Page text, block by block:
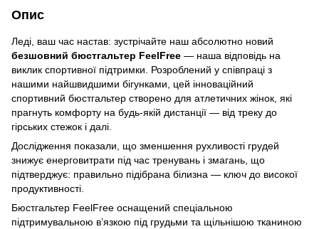
Опис
Леді, ваш час настав: зустрічайте наш абсолютно новий
безшовний бюстгальтер FeelFree — наша відповідь на
виклик спортивної підтримки. Розроблений у співпраці з
нашими найшвидшими бігунками, цей інноваційний
спортивний бюстгальтер створено для атлетичних жінок, які
прагнуть комфорту на будь-якій дистанції — від треку до
гірських стежок і далі.
Дослідження показали, що зменшення рухливості грудей
знижує енерговитрати під час тренувань і змагань, що
підтверджує: правильно підібрана білизна — ключ до високої
продуктивності.
Бюстгальтер FeelFree оснащений спеціальною
підтримувальною в’язкою під грудьми та щільнішою тканиною